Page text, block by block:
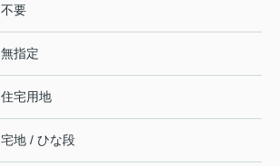
不要
無指定
住宅用地
宅地 / ひな段